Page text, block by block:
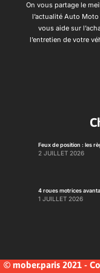
On vous partage le
l’actualité Auto
vous aide sur
l’entretien de votre
Feux de position : les
2 JUILLET 2026
4 roues motrices
1 JUILLET 2026
© mober.paris 2021 -